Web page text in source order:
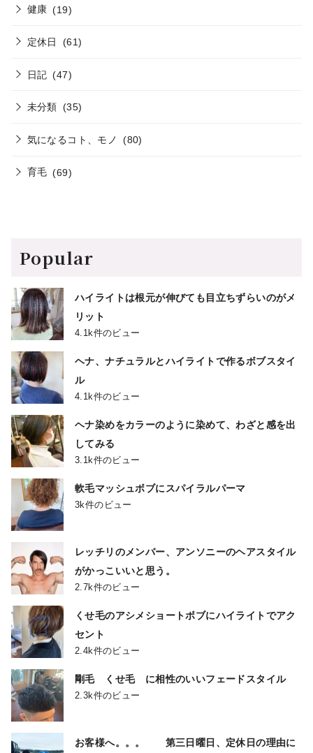
健康 (19)
定休日 (61)
日記 (47)
未分類 (35)
気になるコト、モノ (80)
育毛 (69)
Popular
ハイライトは根元が伸びても目立ちずらいのがメ
リット
4.1k件のビュー
ヘナ、ナチュラルとハイライトで作るボブスタイ
ル
4.1k件のビュー
ヘナ染めをカラーのように染めて、わざと感を出
してみる
3.1k件のビュー
軟毛マッシュボブにスパイラルパーマ
3k件のビュー
レッチリのメンバー、アンソニーのヘアスタイル
がかっこいいと思う。
2.7k件のビュー
くせ毛のアシメショートボブにハイライトでアク
セント
2.4k件のビュー
剛毛 くせ毛 に相性のいいフェードスタイル
2.3k件のビュー
お客様へ。。。 第三日曜日、定休日の理由に